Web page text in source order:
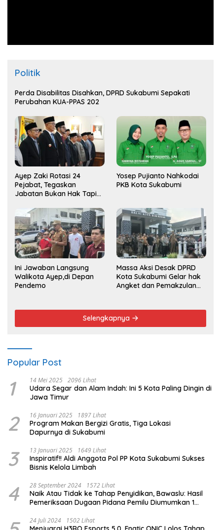
Politik
Perda Disabilitas Disahkan, DPRD Sukabumi Sepakati
Perubahan KUA-PPAS 202
Ayep Zaki Rotasi 24
Pejabat, Tegaskan
Jabatan Bukan Hak Tapi
Yosep Pujianto Nahkodai
PKB Kota Sukabumi
Ini Jawaban Langsung
Walikota Ayep,di Depan
Pendemo
Massa Aksi Desak DPRD
Kota Sukabumi Gelar hak
Angket dan Pemakzulan
Selengkapnya
Popular Post
1 14 Mei 2025 2096 Lihat
Udara Segar dan Alam Indah: Ini 5 Kota Paling Dingin di
Jawa Timur
2 16 Januari 2025 1897 Lihat
Program Makan Bergizi Gratis, Tiga Lokasi
Dapurnya di Sukabumi
3 13 Januari 2025 1649 Lihat
Inspiratif!! Aldi Anggota Pol PP Kota Sukabumi Sukses
Bisnis Kelola Limbah
4 28 September 2024 1572 Lihat
Naik Atau Tidak ke Tahap Penyidikan, Bawaslu: Hasil
Pemeriksaan Dugaan Pidana Pemilu Diumumkan 1
24 Juli 2024 1502 Lihat